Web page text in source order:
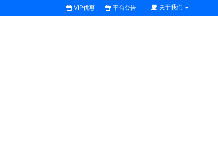
VIP优惠 平台公告 关于我们